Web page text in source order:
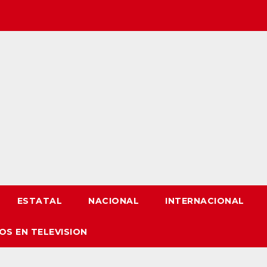
ESTATAL NACIONAL INTERNACIONAL
EN TELEVISION